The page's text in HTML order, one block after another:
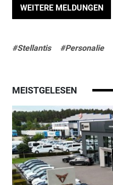
WEITERE MELDUNGEN
#Stellantis #Personalie
MEISTGELESEN